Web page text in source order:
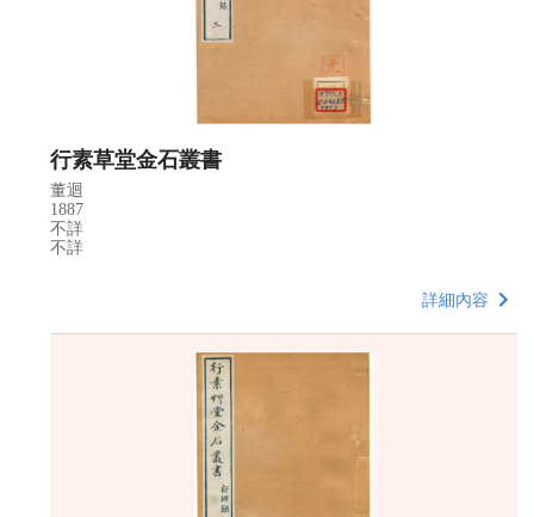
行素草堂金石叢書
董迴
1887
不詳
不詳
詳細內容